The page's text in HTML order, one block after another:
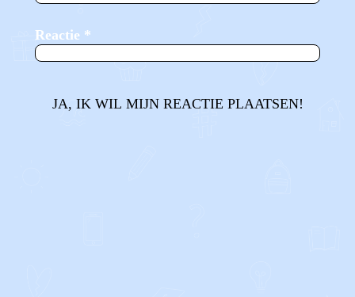
Reactie *
JA, IK WIL MIJN REACTIE PLAATSEN!